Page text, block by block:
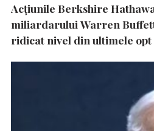
Acțiunile Berkshire
miliardarului Warren
ridicat nivel din ultimele opt